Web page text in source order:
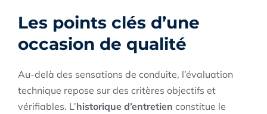
Les points clés d’une
occasion de qualité
Au-delà des sensations de conduite, l’évaluation
technique repose sur des critères objectifs et
vérifiables. L’historique d’entretien constitue le